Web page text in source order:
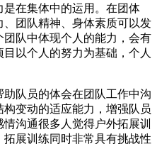
在集体中的运用。在团体
团队精神、身体素质可以发
队中体现个人的能力，会有
以个人的努力为基础，个人
队员的体会在团队工作中沟
变动的适应能力，增强队员
沟通很多人觉得户外拓展训
展训练同时非常具有挑战性